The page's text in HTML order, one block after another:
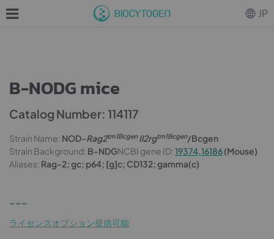
B-NODG mice
Catalog Number: 114117
Strain Name: NOD-Rag2tm1BcgenIl2rgtm1Bcgen/Bcgen
Strain Background: B-NDGNCBI gene ID:19374,16186(Mouse)
Aliases: Rag-2; gc; p64; [g]c; CD132; gamma(c)
---
ライセンスオプション提供可能
JP